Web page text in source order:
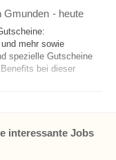
Gmunden - heute
mehr sowie
spezielle Gutscheine
bei dieser
interessante Jobs